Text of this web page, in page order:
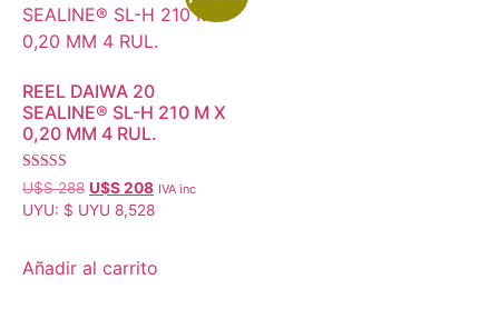
REEL DAIWA 20
SEALINE® SL-H 210 M X
0,20 MM 4 RUL.
Valorado
con
4.95
U$S288 U$S208 IVA inc
UYU: $ UYU 8,528
Añadir al carrito